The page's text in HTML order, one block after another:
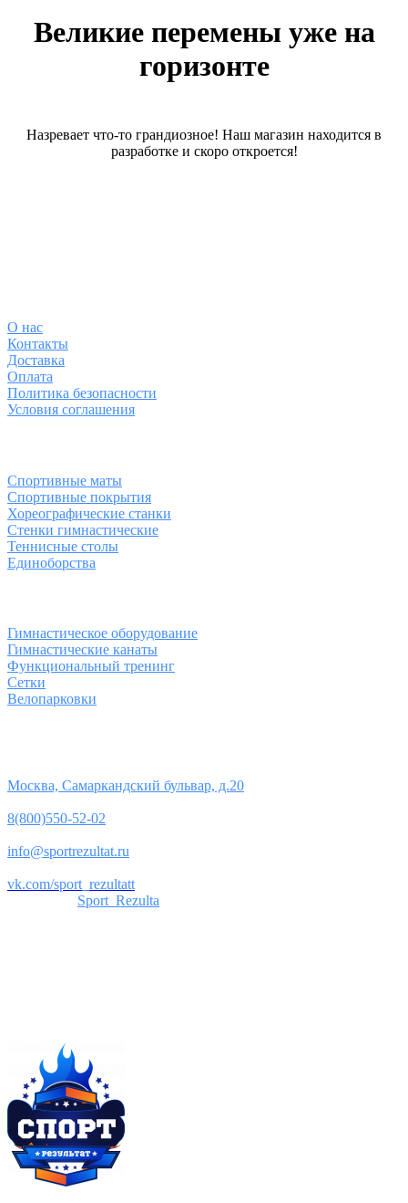
Великие перемены уже на
горизонте
Назревает что-то грандиозное! Наш магазин находится в
разработке и скоро откроется!
О нас
Контакты
Доставка
Оплата
Политика безопасности
Условия соглашения
Спортивные маты
Спортивные покрытия
Хореографические станки
Стенки гимнастические
Теннисные столы
Единоборства
Гимнастическое оборудование
Гимнастические канаты
Функциональный тренинг
Сетки
Велопарковки
Москва, Самаркандский бульвар, д.20
8(800)550-52-02
info@sportrezultat.ru
vk.com/sport_rezultatt
Sport_Rezulta